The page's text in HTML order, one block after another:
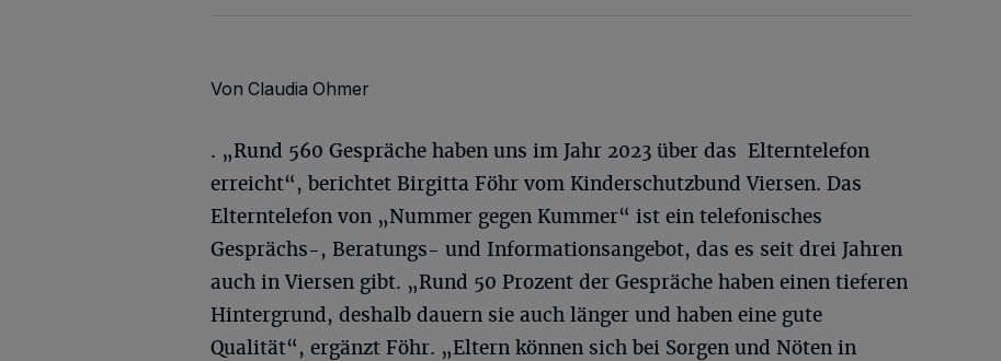
Von Claudia Ohmer
. „Rund 560 Gespräche haben uns im Jahr 2023 über das Elterntelefon
erreicht“, berichtet Birgitta Föhr vom Kinderschutzbund Viersen. Das
Elterntelefon von „Nummer gegen Kummer“ ist ein telefonisches
Gesprächs-, Beratungs- und Informationsangebot, das es seit drei Jahren
auch in Viersen gibt. „Rund 50 Prozent der Gespräche haben einen tieferen
Hintergrund, deshalb dauern sie auch länger und haben eine gute
Qualität“, ergänzt Föhr. „Eltern können sich bei Sorgen und Nöten in